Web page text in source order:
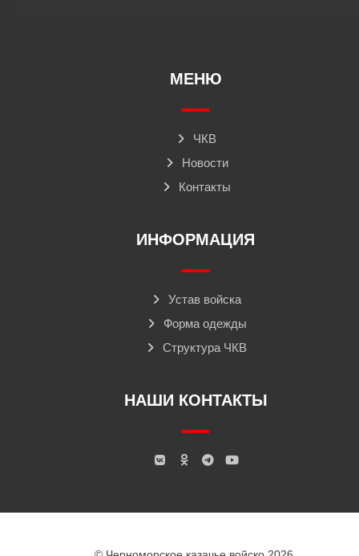
МЕНЮ
ЧКВ
Новости
Контакты
ИНФОРМАЦИЯ
Устав войска
Форма одежды
Структура ЧКВ
НАШИ КОНТАКТЫ